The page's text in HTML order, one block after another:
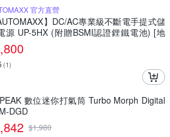
官方直營
】DC/AC專業級不斷電手提式儲
源 UP-5HX (附贈BSMI認證鋰鐵電池) [地
災/停電/救急]
(1)
數位迷你打氣筒 Turbo Morph Digital
DGD
$1,980